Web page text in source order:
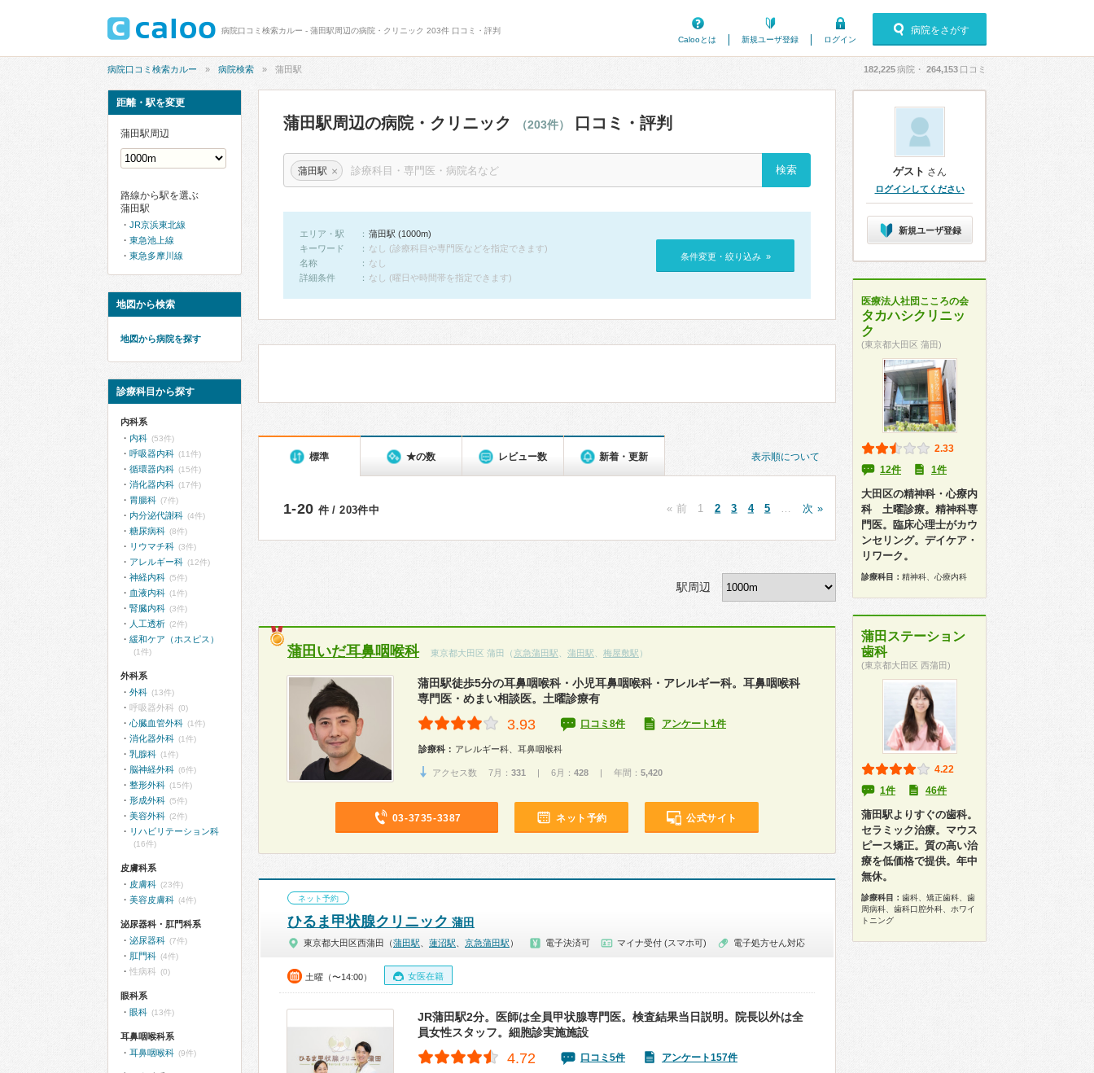
病院口コミ検索カルー - 蒲田駅周辺の病院・クリニック 203件 口コミ・評判
Calooとは
新規ユーザ登録 ログイン
病院をさがす
病院口コミ検索カルー 病院検索 蒲田駅 182,225病院・ 264,153 口コミ
蒲田駅周辺の病院・クリニック （203件） 口コミ・評判
蒲田駅 ×
エリア・駅
蒲田駅 (1000m)
キーワード
なし (診療科目や専門医などを指定できます)
名称
なし
詳細条件
なし (曜日や時間帯を指定できます)
条件変更・絞り込み »
表示順について
標準 ★の数 レビュー数 新着・更新
1-20 件 / 203件中 « 前 1 2 3 4 5 次 »
駅周辺
蒲田いだ耳鼻咽喉科 東京都大田区 蒲田（ 京急蒲田駅 蒲田駅 梅屋敷駅 ）
蒲田駅徒歩5分の耳鼻咽喉科・小児耳鼻咽喉科・アレルギー科。耳鼻咽喉科
専門医・めまい相談医。土曜診療有
3.93 口コミ8件 アンケート1件
診療科： アレルギー科、耳鼻咽喉科
アクセス数 7月： 331 | 6月： 428 | 年間： 5,420
03-3735-3387 ネット予約 公式サイト
ネット予約
ひるま甲状腺クリニック 蒲田
東京都大田区西蒲田（蒲田駅 蓮沼駅 京急蒲田駅 ） 電子決済可 マイナ受付 (スマホ可) 電子処方せん対応
土曜（〜14:00） 女医在籍
JR蒲田駅2分。医師は全員甲状腺専門医。検査結果当日説明。院長以外は全
員女性スタッフ。細胞診実施施設
4.72 口コミ5件 アンケート157件
距離・駅を変更
蒲田駅周辺
路線から駅を選ぶ
蒲田駅
JR京浜東北線
東急池上線
東急多摩川線
地図から検索
地図から病院を探す
診療科目から探す
内科系
内科 (53件)
呼吸器内科 (11件)
循環器内科 (15件)
消化器内科 (17件)
胃腸科 (7件)
内分泌代謝科 (4件)
糖尿病科 (8件)
リウマチ科 (3件)
アレルギー科 (12件)
神経内科 (5件)
血液内科 (1件)
腎臓内科 (3件)
人工透析 (2件)
緩和ケア（ホスピス）
(1件)
外科系
外科 (13件)
呼吸器外科 (0)
心臓血管外科 (1件)
消化器外科 (1件)
乳腺科 (1件)
脳神経外科 (6件)
整形外科 (15件)
形成外科 (5件)
美容外科 (2件)
リハビリテーション科
(16件)
皮膚科系
皮膚科 (23件)
美容皮膚科 (4件)
泌尿器科・肛門科系
泌尿器科 (7件)
肛門科 (4件)
性病科 (0)
眼科系
眼科 (13件)
耳鼻咽喉科系
耳鼻咽喉科 (9件)
ゲスト さん
ログインしてください
新規ユーザ登録
医療法人社団こころの会
タカハシクリニッ
ク
(東京都大田区 蒲田)
2.33
12件
1件
大田区の精神科・心療内
科 土曜診療。精神科専
門医。臨床心理士がカウ
ンセリング。デイケア・
リワーク。
診療科目： 精神科、心療内科
蒲田ステーション
歯科
(東京都大田区 西蒲田)
4.22
1件
46件
蒲田駅よりすぐの歯科。
セラミック治療。マウス
ピース矯正。質の高い治
療を低価格で提供。年中
無休。
診療科目： 歯科、矯正歯科、歯
周病科、歯科口腔外科、ホワイ
トニング